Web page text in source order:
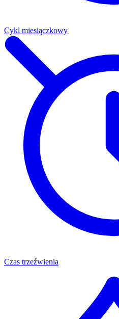
Cykl miesiączkowy
Czas trzeźwienia